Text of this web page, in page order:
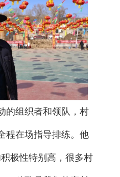
的组织者和领队，村
程在场指导排练。他
极性特别高，很多村